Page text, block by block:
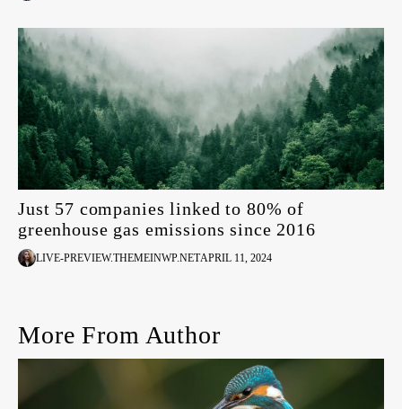
Just 57 companies linked to 80% of
greenhouse gas emissions since 2016
LIVE-PREVIEW.THEMEINWP.NETAPRIL 11, 2024
More From Author